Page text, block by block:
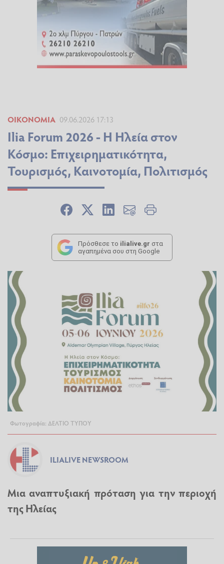
ΟΙΚΟΝΟΜΊΑ 09.06.2026 17:13
Ilia Forum 2026 - Η Ηλεία στον
Κόσμο: Επιχειρηματικότητα,
Τουρισμός, Καινοτομία, Πολιτισμός
Πρόσθεσε το ilialive.gr στα
αγαπημένα σου στη Google
Φωτογραφία: ΔΕΛΤΙΟ ΤΥΠΟΥ
ILIALIVE NEWSROOM
Μια αναπτυξιακή πρόταση για την περιοχή
της Ηλείας